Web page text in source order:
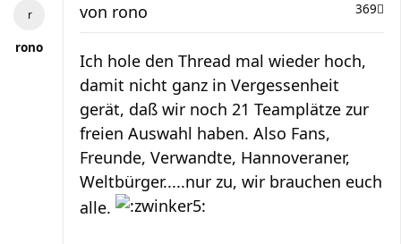
rono
369
von rono
Ich hole den Thread mal wieder hoch,
damit nicht ganz in Vergessenheit
gerät, daß wir noch 21 Teamplätze zur
freien Auswahl haben. Also Fans,
Freunde, Verwandte, Hannoveraner,
Weltbürger.....nur zu, wir brauchen euch
alle.